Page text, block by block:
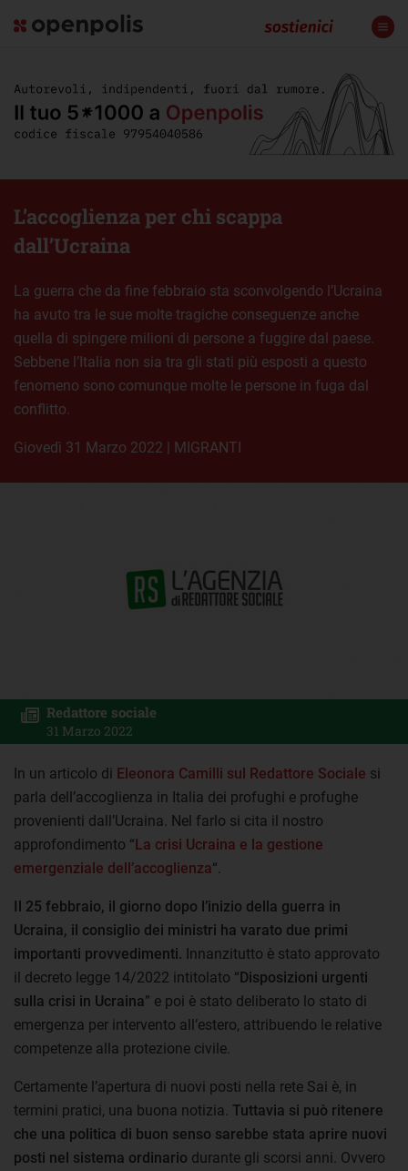
L’accoglienza per chi scappa
dall’Ucraina
La guerra che da fine febbraio sta sconvolgendo l’Ucraina
ha avuto tra le sue molte tragiche conseguenze anche
quella di spingere milioni di persone a fuggire dal paese.
Sebbene l’Italia non sia tra gli stati più esposti a questo
fenomeno sono comunque molte le persone in fuga dal
conflitto.
giovedì 31 Marzo 2022 | MIGRANTI
Redattore sociale
31 Marzo 2022
In un articolo di Eleonora Camilli sul Redattore Sociale si
parla dell’accoglienza in Italia dei profughi e profughe
provenienti dall’Ucraina. Nel farlo si cita il nostro
approfondimento “La crisi Ucraina e la gestione
emergenziale dell’accoglienza“.
Il 25 febbraio, il giorno dopo l’inizio della guerra in
Ucraina, il consiglio dei ministri ha varato due primi
importanti provvedimenti. Innanzitutto è stato approvato
il decreto legge 14/2022 intitolato “Disposizioni urgenti
sulla crisi in Ucraina” e poi è stato deliberato lo stato di
emergenza per intervento all’estero, attribuendo le relative
competenze alla protezione civile.
Certamente l’apertura di nuovi posti nella rete Sai è, in
termini pratici, una buona notizia. Tuttavia si può ritenere
che una politica di buon senso sarebbe stata aprire nuovi
posti nel sistema ordinario durante gli scorsi anni. Ovvero